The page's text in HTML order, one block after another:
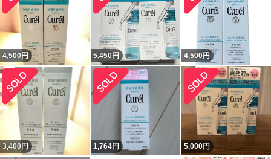
4,500 円 5,450 円 4,500円
3,400円 1,764円 5,000円